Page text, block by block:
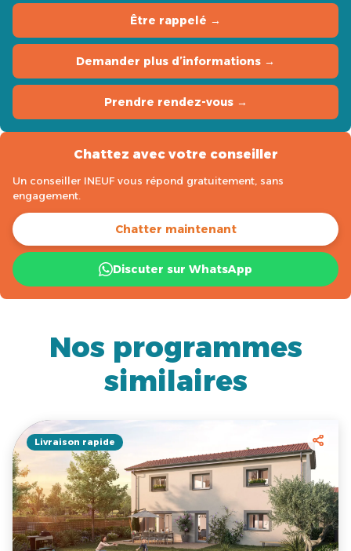
Être rappelé →
Demander plus d’informations →
Prendre rendez-vous →
Chattez avec votre conseiller
Un conseiller INEUF vous répond gratuitement, sans
engagement.
Chatter maintenant
Discuter sur WhatsApp
Nos programmes
similaires
Livraison rapide